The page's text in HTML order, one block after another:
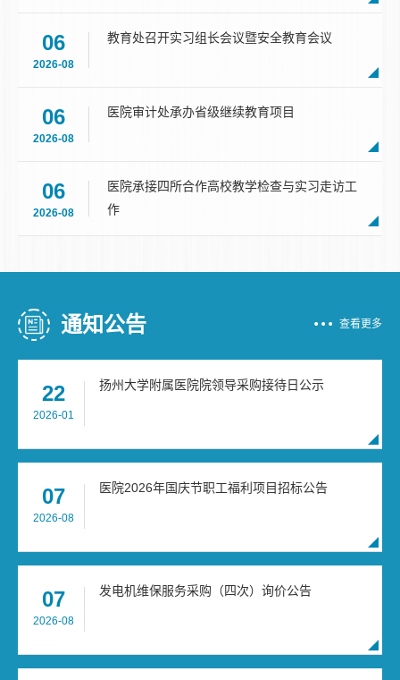
06
2026-08
教育处召开实习组长会议暨安全教育会议
06
2026-08
医院审计处承办省级继续教育项目
06
2026-08
医院承接四所合作高校教学检查与实习走访工
作
通知公告 查看更多
22
2026-01
扬州大学附属医院院领导采购接待日公示
07
2026-08
医院2026年国庆节职工福利项目招标公告
07
2026-08
发电机维保服务采购（四次）询价公告